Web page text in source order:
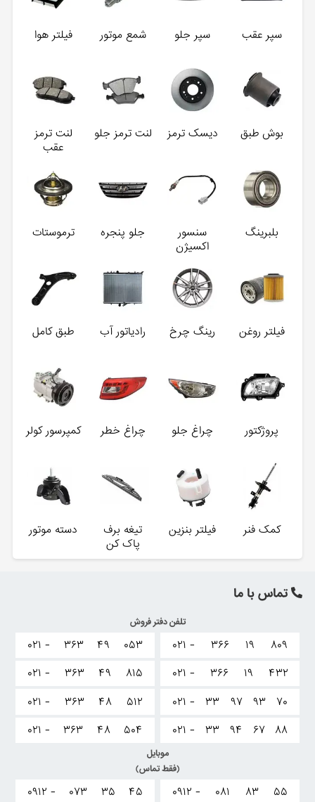
سپر عقب سپر جلو شمع موتور فیلتر هوا
بوش طبق دیسک ترمز لنت ترمز جلو
لنت ترمز
عقب
بلبرینگ
سنسور
اکسیژن
جلو پنجره ترموستات
فیلتر روغن رینگ چرخ رادیاتور آب طبق کامل
پروژکتور چراغ جلو چراغ خطر کمپرسور کولر
کمک فنر فیلتر بنزین
تیغه برف
پاک کن
دسته موتور
تماس با ما
تلفن دفتر فروش
۰۲۱ - ۳۶۶ ۱۹
۸۰۹
۰۲۱ -
۳۶۶ ۱۹
۴۳۲
۰۲۱ -
۳۳ ۹۷ ۹۳
۷۰
۰۲۱ -
۳۳ ۹۴ ۶۷ ۸۸
۰۲۱ - ۳۶۳ ۴۹
۰۵۳
۰۲۱ -
۳۶۳ ۴۹
۸۱۵
۰۲۱ -
۳۶۳ ۴۸
۵۱۲
۰۲۱ -
۳۶۳ ۴۸ ۵۰۴
موبایل
(فقط تماس)
۰۹۱۲ - ۰۸۱ ۸۳ ۵۵ ۰۹۱۲ - ۰۷۳ ۳۵ ۴۵